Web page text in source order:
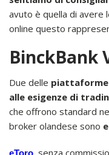
avuto è quella di avere
online questo
BinckBank
Due delle piattaforme
alle esigenze di
che offrono standard
broker olandese sono
eToro, senza